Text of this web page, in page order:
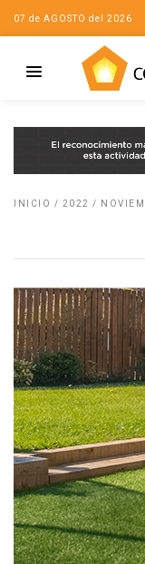
07 de AGOSTO del 2026
INICIO / 2022 /